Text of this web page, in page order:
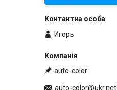
Игорь
auto-color
auto-color@ukr.net